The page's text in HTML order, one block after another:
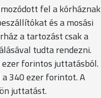
fel a kórháznak
és a mosási
a tartozást csak a
tudta rendezni.
ezer forintos juttatásból.
340 ezer forintot. A
juttatást.